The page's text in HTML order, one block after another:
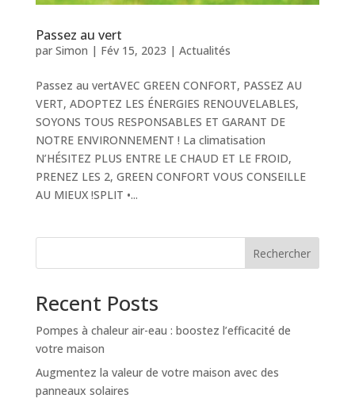
Passez au vert
par Simon | Fév 15, 2023 | Actualités
Passez au vertAVEC GREEN CONFORT, PASSEZ AU
VERT, ADOPTEZ LES ÉNERGIES RENOUVELABLES,
SOYONS TOUS RESPONSABLES ET GARANT DE
NOTRE ENVIRONNEMENT ! La climatisation
N’HÉSITEZ PLUS ENTRE LE CHAUD ET LE FROID,
PRENEZ LES 2, GREEN CONFORT VOUS CONSEILLE
AU MIEUX !SPLIT •...
Rechercher
Recent Posts
Pompes à chaleur air-eau : boostez l’efficacité de
votre maison
Augmentez la valeur de votre maison avec des
panneaux solaires